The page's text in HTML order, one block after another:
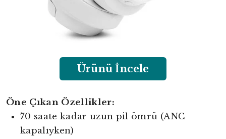
Ürünü İncele
Öne Çıkan Özellikler:
70 saate kadar uzun pil ömrü (ANC
kapalıyken)